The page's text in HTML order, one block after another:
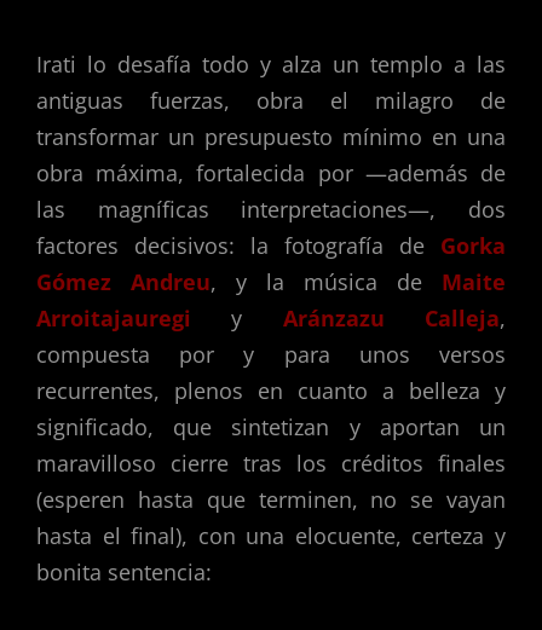
Irati lo desafía todo y alza un templo a las
antiguas fuerzas, obra el milagro de
transformar un presupuesto mínimo en una
obra máxima, fortalecida por —además de
las magníficas interpretaciones—, dos
factores decisivos: la fotografía de Gorka
Gómez Andreu, y la música de Maite
Arroitajauregi y Aránzazu Calleja,
compuesta por y para unos versos
recurrentes, plenos en cuanto a belleza y
significado, que sintetizan y aportan un
maravilloso cierre tras los créditos finales
(esperen hasta que terminen, no se vayan
hasta el final), con una elocuente, certeza y
bonita sentencia: